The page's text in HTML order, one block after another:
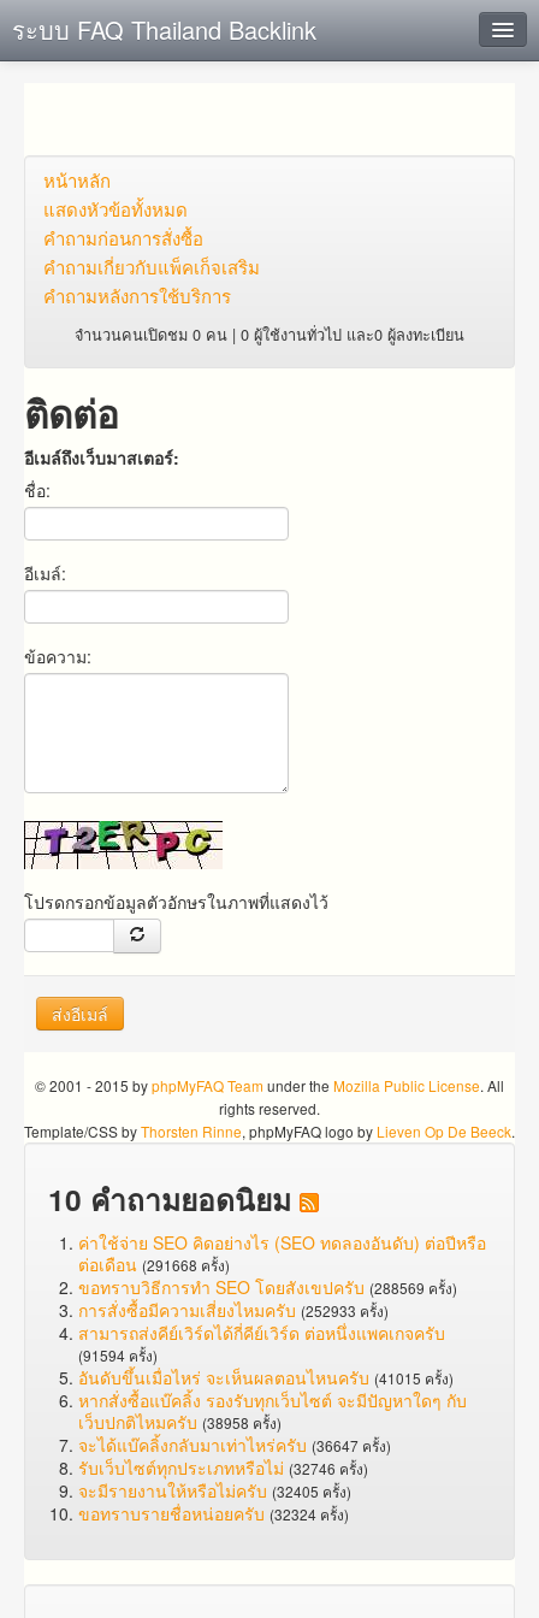
ระบบ FAQ Thailand Backlink
ตั้งคำถาม
ดูคำถาม
คุณต้องการที่จะลงทะเบียนหรือไม่?
หน้าหลัก
แสดงหัวข้อทั้งหมด
คำถาม​ก่อน​การ​สั่งซื้อ​
คำถาม​เกี่ยว​กับ​แพ็คเก็จ​เสริม
คำถามหลังการใช้บริการ
จำนวนคนเปิดชม 0 คน | 0 ผู้ใช้งานทั่วไป และ0 ผู้ลงทะเบียน
ติดต่อ
อีเมล์ถึงเว็บมาสเตอร์:
ชื่อ:
อีเมล์:
ข้อความ:
โปรดกรอกข้อมูลตัวอักษรในภาพที่แสดงไว้
ส่งอีเมล์
© 2001 - 2015 byphpMyFAQ Team under the Mozilla Public License. All
rights reserved.
Template/CSS byThorsten Rinne, phpMyFAQ logo by Lieven Op De Beeck.
10 คำถามยอดนิยม
ค่าใช้จ่าย SEO คิดอย่างไร (SEO ทดลองอันดับ) ต่อปีหรือ
ต่อเดือน (291668 ครั้ง)
ขอทราบวิธีการทำ SEO โดยสังเขปครับ (288569 ครั้ง)
การสั่งซื้อมีความเสี่ยงไหมครับ (252933 ครั้ง)
สามารถส่งคีย์เวิร์ดได้กี่คีย์เวิร์ด ต่อหนึ่งแพคเกจครับ
(91594 ครั้ง)
อันดับขึ้นเมื่อไหร่ จะเห็นผลตอนไหนครับ (41015 ครั้ง)
หากสั่งซื้อแบ๊คลิ้ง รองรับทุกเว็บไซต์ จะมีปัญหาใดๆ กับ
เว็บปกติไหมครับ (38958 ครั้ง)
จะได้แบ๊คลิ้งกลับมาเท่าไหร่ครับ (36647 ครั้ง)
รับเว็บไซต์ทุกประเภทหรือไม่ (32746 ครั้ง)
จะมีรายงานให้หรือไม่ครับ (32405 ครั้ง)
ขอทราบรายชื่อหน่อยครับ (32324 ครั้ง)